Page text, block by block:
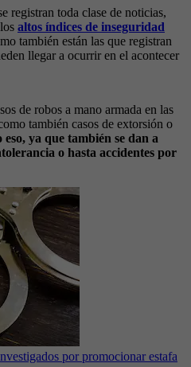
registran toda clase de noticias,
altos índices de inseguridad
también están las que registran
llegar a ocurrir en el acontecer
de robos a mano armada en las
también casos de extorsión o
eso, ya que también se dan a
o hasta accidentes por
por promocionar estafa